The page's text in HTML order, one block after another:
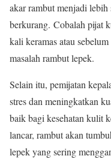
akar rambut menjadi
berkurang. Cobalah pijat
kali keramas atau
masalah rambut lepek.
Selain itu, pemijatan
stres dan meningkatkan
baik bagi kesehatan kulit
lancar, rambut akan
lepek yang sering